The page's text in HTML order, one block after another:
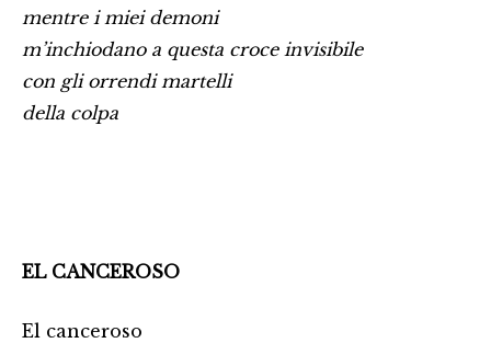
mentre i miei demoni
m’inchiodano a questa croce invisibile
con gli orrendi martelli
della colpa
EL CANCEROSO
El canceroso